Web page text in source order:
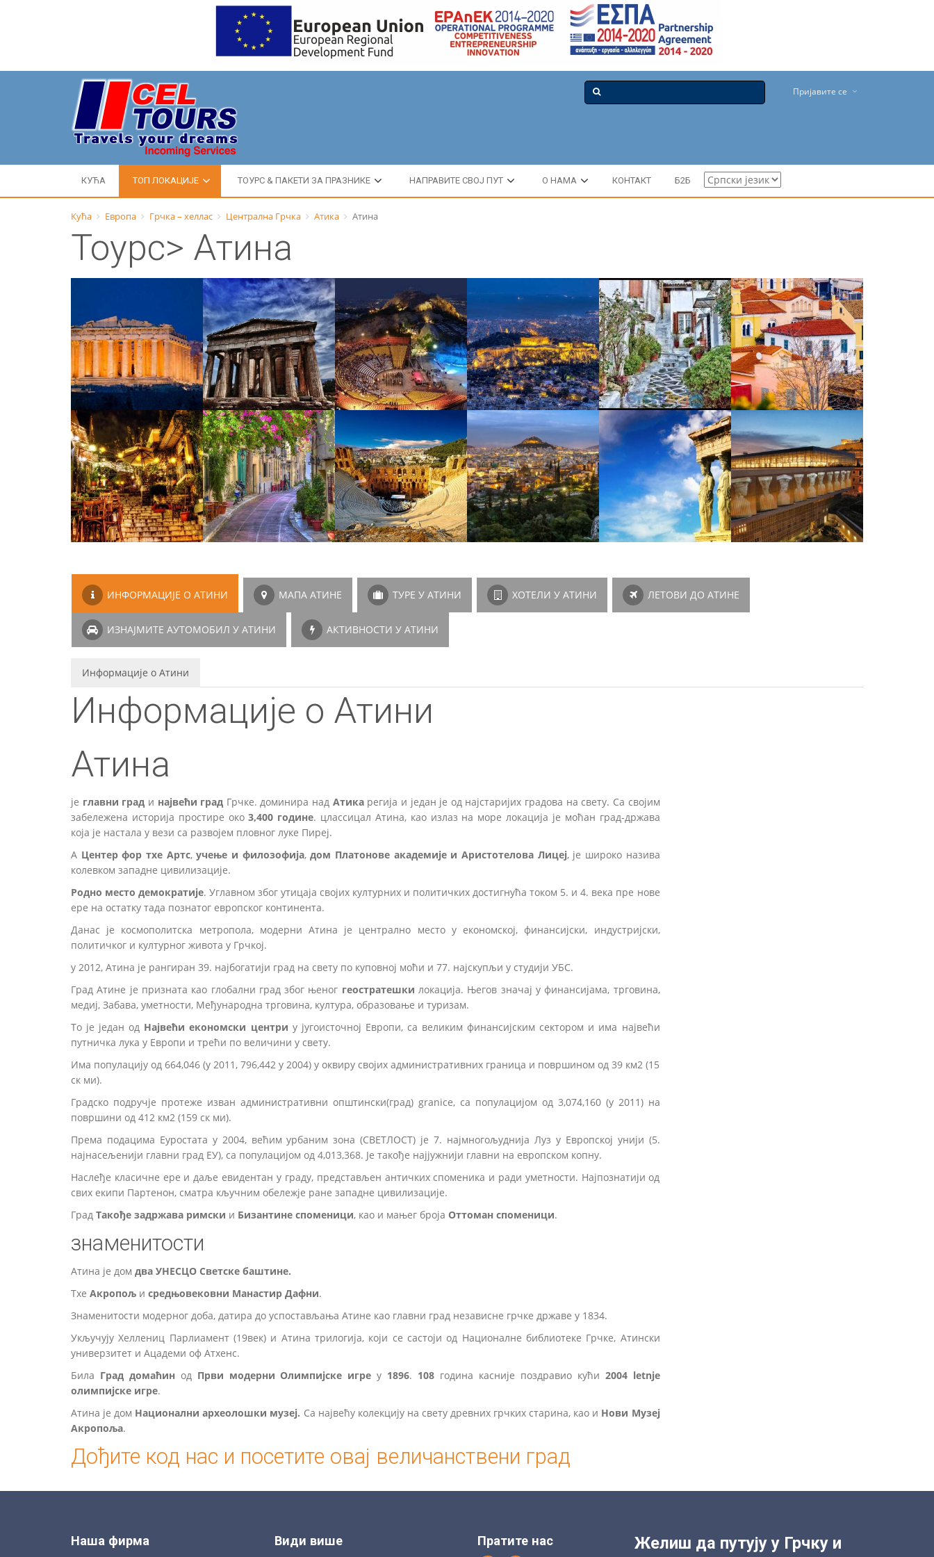
Пријавите се
КУЋА ТОП ЛОКАЦИЈЕ ТОУРС & ПАКЕТИ ЗА ПРАЗНИКЕ НАПРАВИТЕ СВОЈ ПУТ О НАМА КОНТАКТ Б2Б
Кућа Европа Грчка – хеллас Централна Грчка Атика Атина
Тоурс> Атина
ИНФОРМАЦИЈЕ О АТИНИ МАПА АТИНЕ ТУРЕ У АТИНИ ХОТЕЛИ У АТИНИ ЛЕТОВИ ДО АТИНЕ
ИЗНАЈМИТЕ АУТОМОБИЛ У АТИНИ АКТИВНОСТИ У АТИНИ
Информације о Атини
Информације о Атини
Атина
је главни град и највећи град Грчке. доминира над Атикарегија и један је од најстаријих градова на свету. Са својим
забележена историја простире око3,400 године. цлассицал Атина, као излаз на море локација је моћан град-држава
која је настала у вези са развојем пловног луке Пиреј.
A Центер фор тхе Артс,учење и филозофија,дом Платонове академије и Аристотелова Лицеј, је широко назива
колевком западне цивилизације.
Родно место демократије. Углавном због утицаја својих културних и политичких достигнућа током 5. и 4. века пре нове
ере на остатку тада познатог европског континента.
Данас је космополитска метропола, модерни Атина је централно место у економској, финансијски, индустријски,
политичког и културног живота у Грчкој.
у 2012, Атина је рангиран 39. најбогатији град на свету по куповној моћи и 77. најскупљи у студији УБС.
Град Атине је призната као глобални град због њеног геостратешки локација. Његов значај у финансијама, трговина,
медиј, Забава, уметности, Међународна трговина, култура, образовање и туризам.
То је један од Највећи економски центри у југоисточној Европи, са великим финансијским сектором и има највећи
путничка лука у Европи и трећи по величини у свету.
Има популацију од 664,046 (у 2011, 796,442 у 2004) у оквиру својих административних граница и површином од 39 км2 (15
ск ми).
Градско подручје протеже изван административни општински(град) granice, са популацијом од 3,074,160 (у 2011) на
површини од 412 км2 (159 ск ми).
Према подацима Еуростата у 2004, већим урбаним зона (СВЕТЛОСТ) је 7. најмногољуднија Луз у Европској унији (5.
најнасељенији главни град ЕУ), са популацијом од 4,013,368. Је такође најјужнији главни на европском копну.
Наслеђе класичне ере и даље евидентан у граду, представљен античких споменика и ради уметности. Најпознатији од
свих екипи Партенон, сматра кључним обележје ране западне цивилизације.
Град Такође задржава римски и Бизантине споменици, као и мањег броја Оттоман споменици.
знаменитости
Атина је дом два УНЕСЦО Светске баштине.
Тхе Акропољ и средњовековни Манастир Дафни.
Знаменитости модерног доба, датира до успостављања Атине као главни град независне грчке државе у 1834.
Укључују Хеллениц Парлиамент (19век) и Атина трилогија, који се састоји од Националне библиотеке Грчке, Атински
универзитет и Ацадеми оф Атхенс.
Била Град домаћинод Први модерни Олимпијске игре у 1896. 108 година касније поздравио кући 2004 letnje
олимпијске игре.
Атина је дом Национални археолошки музеј. Са највећу колекцију на свету древних грчких старина, као и Нови Музеј
Акропоља.
Дођите код нас и посетите овај величанствени град
Наша фирма Види више Пратите нас
Желиш да путују у Грчку и